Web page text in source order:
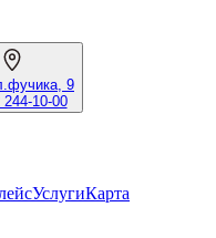
9
10-00
УслугиКарта